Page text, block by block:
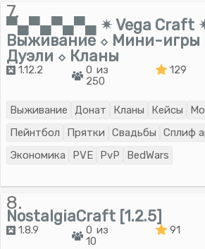
7.
▀▄▀▄▀▄▀▄ ✴ Vega
Выживание ⬦ Мини-игры
Дуэли ⬦ Кланы
1.12.2
0 из
250
129
Выживание Донат Кланы Кейсы
Пейнтбол
Прятки Свадьбы Сплиф
Экономика
PVE PvP BedWars
8.
NostalgiaCraft [1.2.5]
1.8.9
0 из
10
91